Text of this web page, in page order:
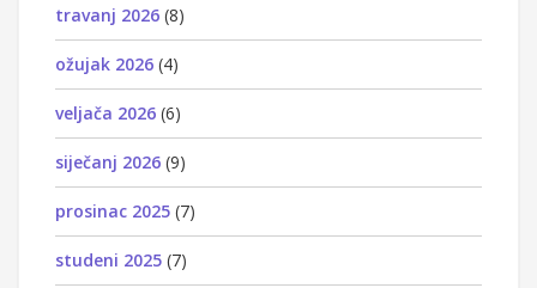
travanj 2026 (8)
ožujak 2026 (4)
veljača 2026 (6)
siječanj 2026 (9)
prosinac 2025 (7)
studeni 2025 (7)